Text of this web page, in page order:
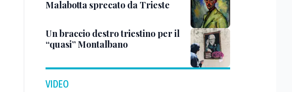
Malabotta sprecato da Trieste
Un braccio destro triestino per il
“quasi” Montalbano
VIDEO